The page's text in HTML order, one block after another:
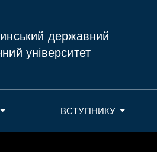
державний
університет
ВСТУПНИКУ